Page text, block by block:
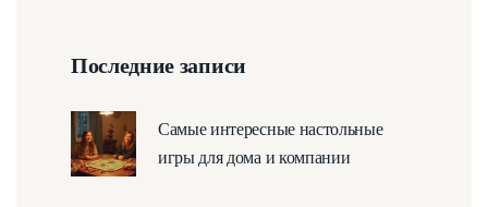
Последние записи
Самые интересные настольные
игры для дома и компании